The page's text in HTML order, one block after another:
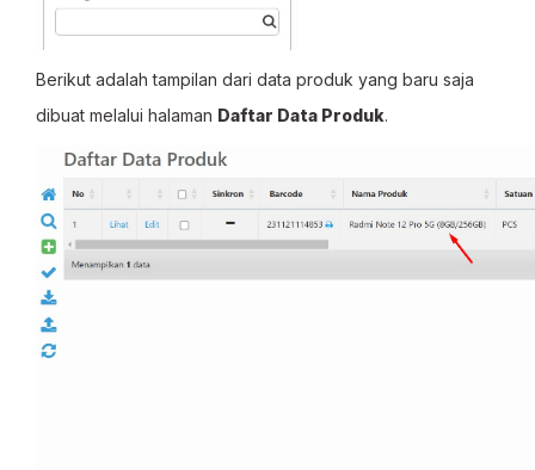
Berikut adalah tampilan dari data produk yang baru saja
dibuat melalui halaman Daftar Data Produk.